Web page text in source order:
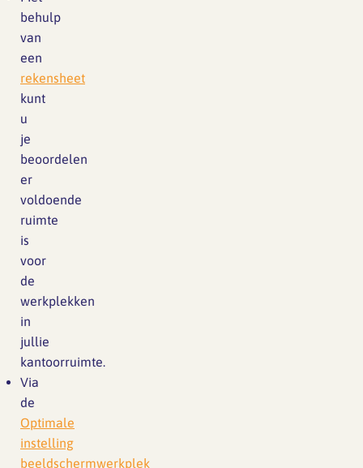
behulp
van
een
rekensheet
kunt
u
je
beoordelen
er
voldoende
ruimte
is
voor
de
werkplekken
in
jullie
kantoorruimte.
Via
de
Optimale
instelling
beeldschermwerkplek